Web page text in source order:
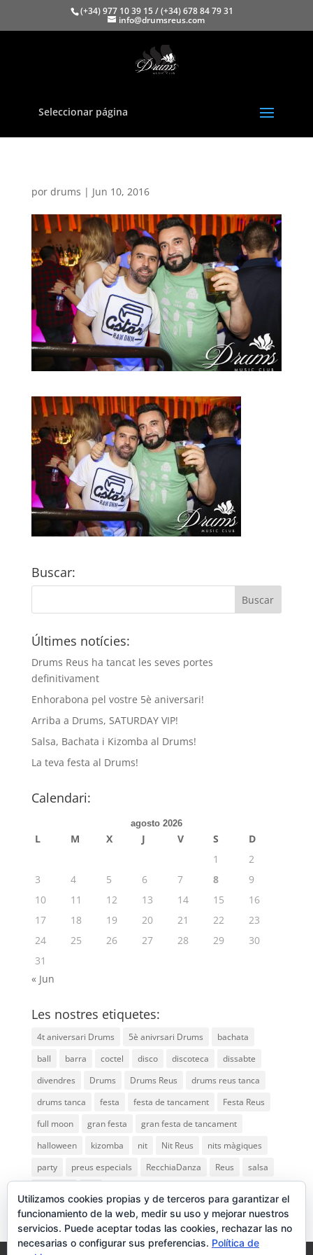
(+34) 977 10 39 15 / (+34) 678 84 79 31
info@drumsreus.com
Seleccionar página
por drums | Jun 10, 2016
Buscar:
Últimes notícies:
Drums Reus ha tancat les seves portes
definitivament
Enhorabona pel vostre 5è aniversari!
Arriba a Drums, SATURDAY VIP!
Salsa, Bachata i Kizomba al Drums!
La teva festa al Drums!
Calendari:
agosto 2026
L M X J V S
D
1
2
3
4 5 6 7 8
9
10
11 12 13 14 15
16
17
18 19 20 21 22
23
24
25 26 27 28 29
30
31
« Jun
Les nostres etiquetes:
4t aniversari Drums 5è anivrsari Drums
bachata
ball
barra coctel disco discoteca
dissabte
divendres
Drums Drums Reus
drums reus tanca
drums tanca
festa festa de tancament
Festa Reus
full moon
gran festa
gran festa de tancament
halloween
kizomba nit Nit Reus
nits màgiques
party
preus especials RecchiaDanza Reus
salsa
Utilizamos cookies propias y de terceros para garantizar el
funcionamiento de la web, medir su uso y mejorar nuestros
servicios. Puede aceptar todas las cookies, rechazar las no
necesarias o configurar sus preferencias. Política de